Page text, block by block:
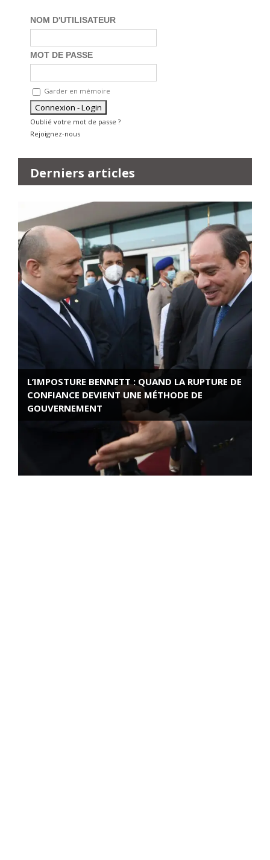
NOM D'UTILISATEUR
MOT DE PASSE
Garder en mémoire
Oublié votre mot de passe ?
Rejoignez-nous
Derniers articles
L’IMPOSTURE BENNETT : QUAND LA RUPTURE DE
CONFIANCE DEVIENT UNE MÉTHODE DE
GOUVERNEMENT
ROSE VALLAND, HEROÏNE DE LA RESISTANCE